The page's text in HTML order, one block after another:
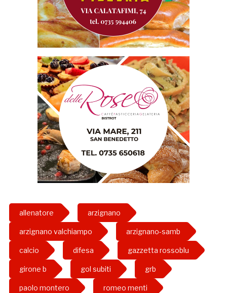
allenatore arzignano
arzignano valchiampo arzignano-samb
calcio difesa gazzetta rossoblu
girone b gol subiti grb
paolo montero romeo menti